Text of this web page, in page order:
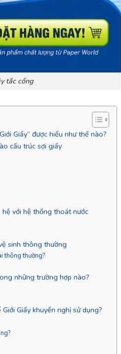
tắc cống
Giấy” được hiểu như thế nào?
cấu trúc sợi giấy
với hệ thống thoát nước
sinh thông thường
thông thường?
những trường hợp nào?
Giấy khuyến nghị sử dụng?